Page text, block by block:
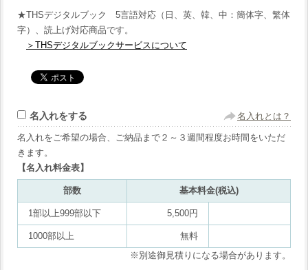
★THSデジタルブック 5言語対応（日、英、韓、中：簡体字、繁体
字）、読上げ対応商品です。
＞THSデジタルブックサービスについて
名入れをする 名入れとは？
名入れをご希望の場合、ご納品まで２～３週間程度お時間をいただ
きます。
【名入れ料金表】
部数 基本料金(税込)
1部以上999部以下 5,500円
1000部以上
無料
※別途御見積りになる場合があります。